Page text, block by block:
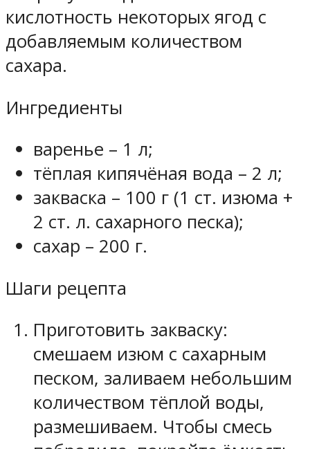
кислотность некоторых ягод с
добавляемым количеством
сахара.
Ингредиенты
варенье – 1 л;
тёплая кипячёная вода – 2 л;
закваска – 100 г (1 ст. изюма +
2 ст. л. сахарного песка);
сахар – 200 г.
Шаги рецепта
Приготовить закваску:
смешаем изюм с сахарным
песком, заливаем небольшим
количеством тёплой воды,
размешиваем. Чтобы смесь